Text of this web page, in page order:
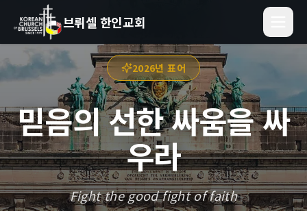
브뤼셀 한인교회
2026년 표어
믿음의 선한 싸움을 싸
우라
Fight the good fight of faith